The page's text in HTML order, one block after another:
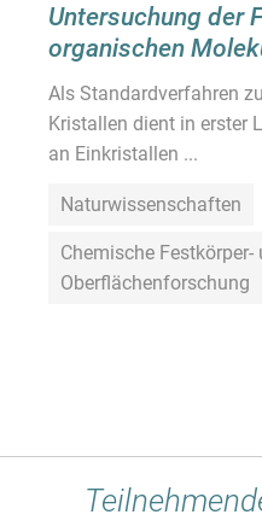
Untersuchung der
organischen
Als Standardverfahren
Kristallen dient in erster
an Einkristallen ...
Naturwissenschaften
Chemische Festkörper-
Oberflächenforschung